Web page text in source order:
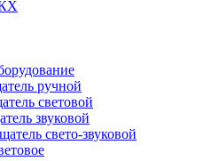
ручной
световой
звуковой
свето-звуковой